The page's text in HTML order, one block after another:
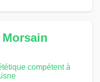
compétent à